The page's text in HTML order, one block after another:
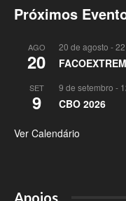
Próximos
AGO
20
20 de agosto -
SET
9
9 de setembro -
CBO 2026
Ver Calendário
Apoios.